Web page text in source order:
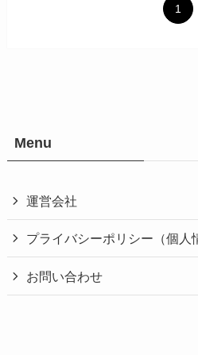
1
Menu
運営会社
プライバシーポリシー（個人
お問い合わせ